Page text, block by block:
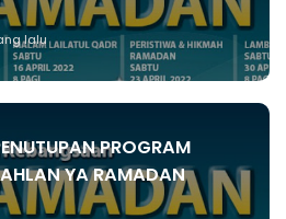
lalu
PROGRAM
YA RAMADAN